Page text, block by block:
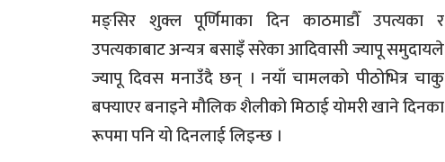
मङ्सिर शुक्ल पूर्णिमाका दिन काठमाडौँ उपत्यका र
उपत्यकाबाट अन्यत्र बसाइँ सरेका आदिवासी ज्यापू समुदायले
ज्यापू दिवस मनाउँदै छन् । नयाँ चामलको पीठोभित्र चाकु
बफ्याएर बनाइने मौलिक शैलीको मिठाई योमरी खाने दिनका
रूपमा पनि यो दिनलाई लिइन्छ ।